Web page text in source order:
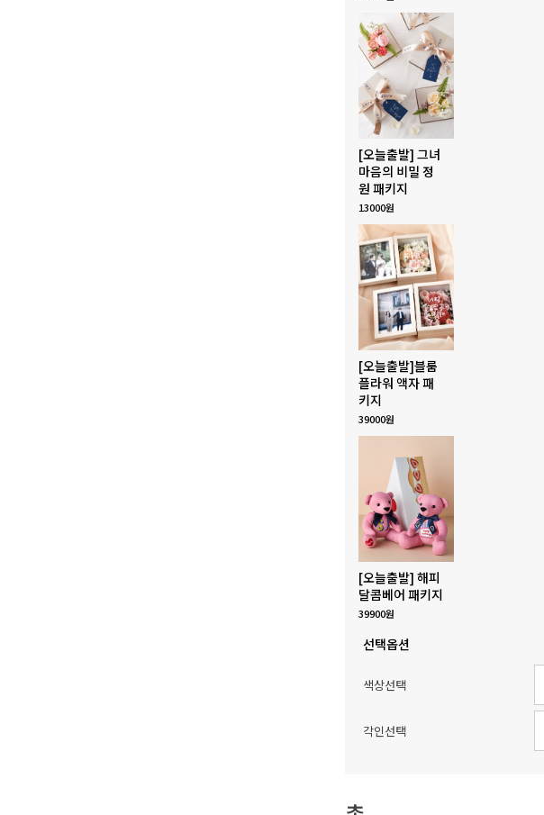
[오늘출발] 그녀
마음의 비밀 정
원 패키지
13000원
[오늘출발]블룸
플라워 액자 패
키지
39000원
[오늘출발] 해피
달콤베어 패키지
39900원
선택옵션
색상선택
각인선택